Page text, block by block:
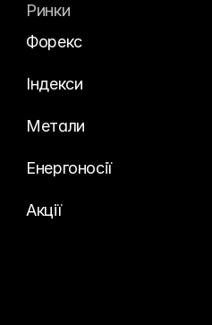
Ринки
Форекс
Індекси
Метали
Енергоносії
Акції